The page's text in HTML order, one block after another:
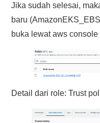
Jika sudah selesai,
baru
buka lewat aws
Detail dari role: Trust